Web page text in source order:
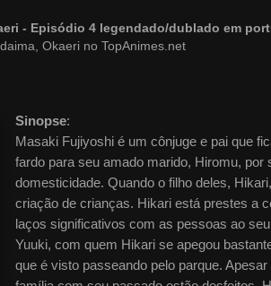
- Episódio 4 legendado/dublado em
Okaeri no TopAnimes.net
Sinopse:
Masaki Fujiyoshi é um cônjuge e pai que
fardo para seu amado marido, Hiromu,
domesticidade. Quando o filho deles,
criação de crianças. Hikari está prestes a
laços significativos com as pessoas ao
Yuuki, com quem Hikari se apegou
que é visto passeando pelo parque.